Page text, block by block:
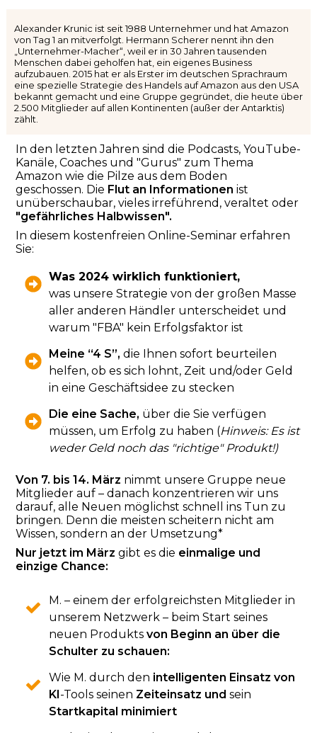
Alexander Krunic ist seit 1988 Unternehmer und hat Amazon
von Tag 1 an mitverfolgt. Hermann Scherer nennt ihn den
„Unternehmer-Macher“, weil er in 30 Jahren tausenden
Menschen dabei geholfen hat, ein eigenes Business
aufzubauen. 2015 hat er als Erster im deutschen Sprachraum
eine spezielle Strategie des Handels auf Amazon aus den USA
bekannt gemacht und eine Gruppe gegründet, die heute über
2.500 Mitglieder auf allen Kontinenten (außer der Antarktis)
zählt.
In den letzten Jahren sind die Podcasts, YouTube-
Kanäle, Coaches und "Gurus" zum Thema
Amazon wie die Pilze aus dem Boden
geschossen. Die Flut an Informationen ist
unüberschaubar, vieles irreführend, veraltet oder
"gefährliches Halbwissen".
In diesem kostenfreien Online-Seminar erfahren
Sie:
Was 2024 wirklich funktioniert,
was unsere Strategie von der großen Masse
aller anderen Händler unterscheidet und
warum "FBA" kein Erfolgsfaktor ist
Meine “4 S”, die Ihnen sofort beurteilen
helfen, ob es sich lohnt, Zeit und/oder Geld
in eine Geschäftsidee zu stecken
Die eine Sache, über die Sie verfügen
müssen, um Erfolg zu haben (Hinweis: Es ist
weder Geld noch das "richtige" Produkt!)
Von 7. bis 14. März nimmt unsere Gruppe neue
Mitglieder auf – danach konzentrieren wir uns
darauf, alle Neuen möglichst schnell ins Tun zu
bringen. Denn die meisten scheitern nicht am
Wissen, sondern an der Umsetzung*
Nur jetzt im März gibt es die einmalige und
einzige Chance:
M. – einem der erfolgreichsten Mitglieder in
unserem Netzwerk – beim Start seines
neuen Produkts von Beginn an über die
Schulter zu schauen:
Wie M. durch den intelligenten Einsatz von
KI-Tools seinen Zeiteinsatz und sein
Startkapital minimiert